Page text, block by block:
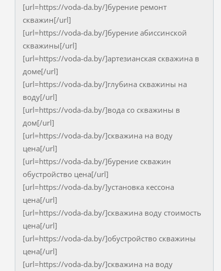
[url=https://voda-da.by/]бурение ремонт
скважин[/url]
[url=https://voda-da.by/]бурение абиссинской
скважины[/url]
[url=https://voda-da.by/]артезианская скважина в
доме[/url]
[url=https://voda-da.by/]глубина скважины на
воду[/url]
[url=https://voda-da.by/]вода со скважины в
дом[/url]
[url=https://voda-da.by/]скважина на воду
цена[/url]
[url=https://voda-da.by/]бурение скважин
обустройство цена[/url]
[url=https://voda-da.by/]установка кессона
цена[/url]
[url=https://voda-da.by/]скважина воду стоимость
цена[/url]
[url=https://voda-da.by/]обустройство скважины
цена[/url]
[url=https://voda-da.by/]скважина на воду